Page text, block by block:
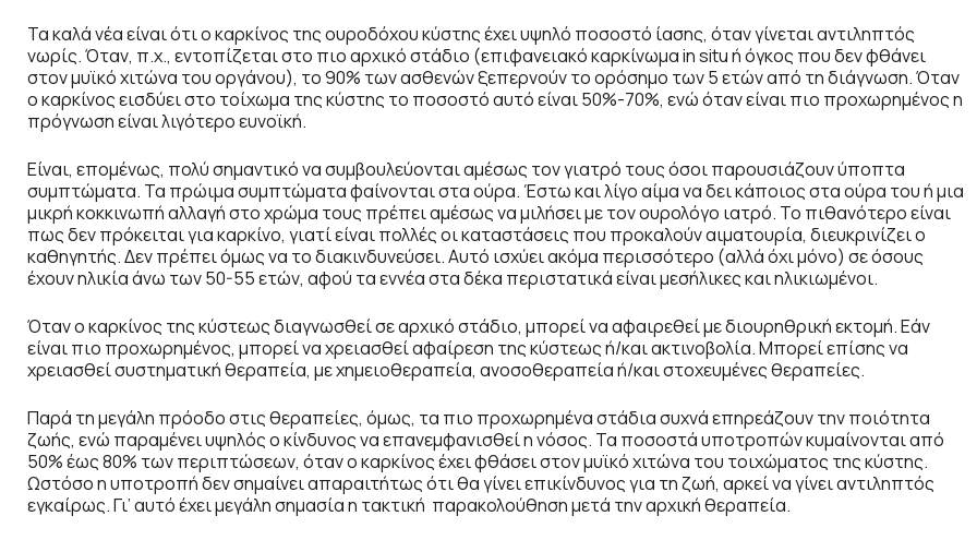
Τα καλά νέα είναι ότι ο καρκίνος της ουροδόχου κύστης έχει υψηλό ποσοστό ίασης, όταν γίνεται αντιληπτός
νωρίς. Όταν, π.χ., εντοπίζεται στο πιο αρχικό στάδιο (επιφανειακό καρκίνωμα in situ ή όγκος που δεν φθάνει
στον μυϊκό χιτώνα του οργάνου), το 90% των ασθενών ξεπερνούν το ορόσημο των 5 ετών από τη διάγνωση. Όταν
ο καρκίνος εισδύει στο τοίχωμα της κύστης το ποσοστό αυτό είναι 50%-70%, ενώ όταν είναι πιο προχωρημένος η
πρόγνωση είναι λιγότερο ευνοϊκή.
Είναι, επομένως, πολύ σημαντικό να συμβουλεύονται αμέσως τον γιατρό τους όσοι παρουσιάζουν ύποπτα
συμπτώματα. Τα πρώιμα συμπτώματα φαίνονται στα ούρα. Έστω και λίγο αίμα να δει κάποιος στα ούρα του ή μια
μικρή κοκκινωπή αλλαγή στο χρώμα τους πρέπει αμέσως να μιλήσει με τον ουρολόγο ιατρό. Το πιθανότερο είναι
πως δεν πρόκειται για καρκίνο, γιατί είναι πολλές οι καταστάσεις που προκαλούν αιματουρία, διευκρινίζει ο
καθηγητής. Δεν πρέπει όμως να το διακινδυνεύσει. Αυτό ισχύει ακόμα περισσότερο (αλλά όχι μόνο) σε όσους
έχουν ηλικία άνω των 50-55 ετών, αφού τα εννέα στα δέκα περιστατικά είναι μεσήλικες και ηλικιωμένοι.
Όταν ο καρκίνος της κύστεως διαγνωσθεί σε αρχικό στάδιο, μπορεί να αφαιρεθεί με διουρηθρική εκτομή. Εάν
είναι πιο προχωρημένος, μπορεί να χρειασθεί αφαίρεση της κύστεως ή/και ακτινοβολία. Μπορεί επίσης να
χρειασθεί συστηματική θεραπεία, με χημειοθεραπεία, ανοσοθεραπεία ή/και στοχευμένες θεραπείες.
Παρά τη μεγάλη πρόοδο στις θεραπείες, όμως, τα πιο προχωρημένα στάδια συχνά επηρεάζουν την ποιότητα
ζωής, ενώ παραμένει υψηλός ο κίνδυνος να επανεμφανισθεί η νόσος. Τα ποσοστά υποτροπών κυμαίνονται από
50% έως 80% των περιπτώσεων, όταν ο καρκίνος έχει φθάσει στον μυϊκό χιτώνα του τοιχώματος της κύστης.
Ωστόσο η υποτροπή δεν σημαίνει απαραιτήτως ότι θα γίνει επικίνδυνος για τη ζωή, αρκεί να γίνει αντιληπτός
εγκαίρως. Γι’ αυτό έχει μεγάλη σημασία η τακτική παρακολούθηση μετά την αρχική θεραπεία.